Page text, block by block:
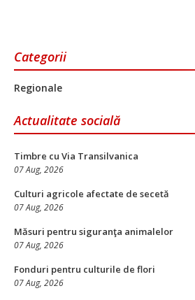
Categorii
Regionale
Actualitate socială
Timbre cu Via Transilvanica
07 Aug, 2026
Culturi agricole afectate de secetă
07 Aug, 2026
Măsuri pentru siguranţa animalelor
07 Aug, 2026
Fonduri pentru culturile de flori
07 Aug, 2026